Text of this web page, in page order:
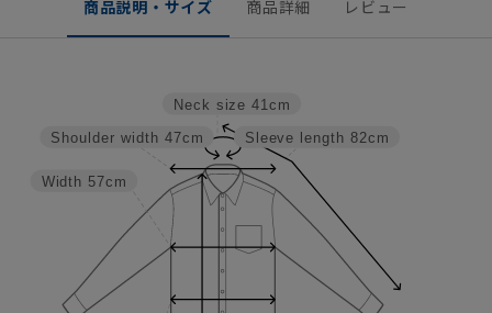
商品説明・サイズ 商品詳細 レビュー
Sleeve length 82cm
Neck size 41cm
Width 57cm
Shoulder width 47cm